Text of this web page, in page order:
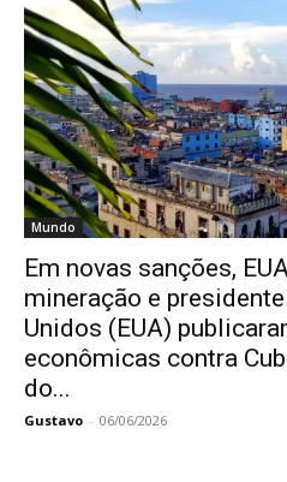
Mundo
Em novas sanções,
mineração e
Unidos (EUA)
econômicas contra
do...
Gustavo - 06/06/2026